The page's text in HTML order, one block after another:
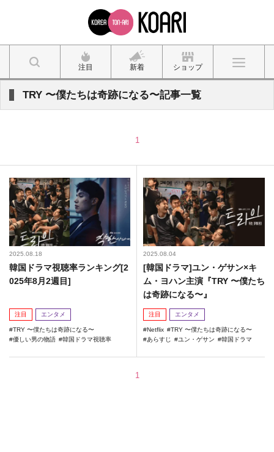
注目 新着 ショップ
TRY 〜僕たちは奇跡になる〜記事一覧
1
2025.08.18
韓国ドラマ視聴率ランキング[2
025年8月2週目]
注目 エンタメ
TRY 〜僕たちは奇跡になる〜
優しい男の物語
韓国ドラマ視聴率
2025.08.04
[韓国ドラマ]ユン・ゲサン×キ
ム・ヨハン主演『TRY 〜僕たち
は奇跡になる〜』
注目 エンタメ
Netflix
TRY 〜僕たちは奇跡になる〜
あらすじ
ユン・ゲサン 韓国ドラマ
1